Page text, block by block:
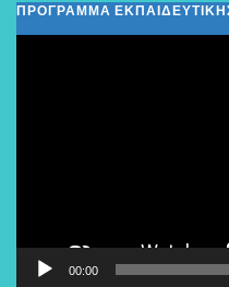
ΠΡΟΓΡΑΜΜΑ
00:00